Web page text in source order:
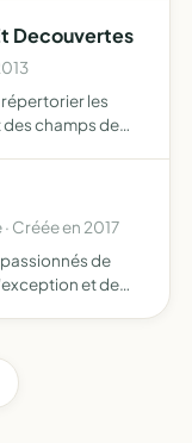
Decouvertes
les
des champs de
Créée en 2017
de
et de